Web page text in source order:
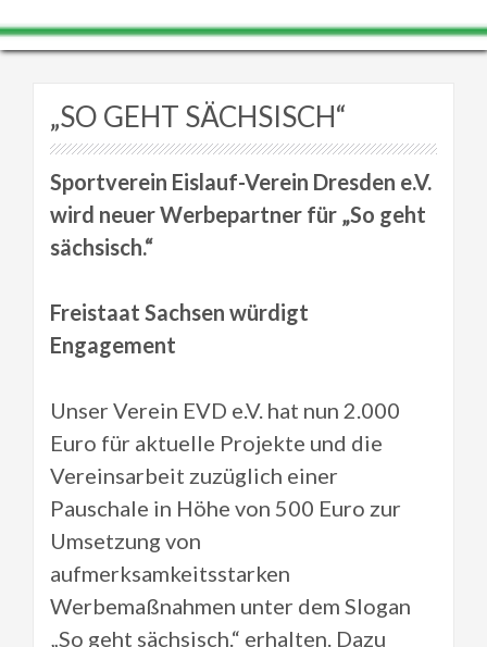
„SO GEHT SÄCHSISCH“
Sportverein Eislauf-Verein Dresden e.V.
wird neuer Werbepartner für „So geht
sächsisch.“
Freistaat Sachsen würdigt
Engagement
Unser Verein EVD e.V. hat nun 2.000
Euro für aktuelle Projekte und die
Vereinsarbeit zuzüglich einer
Pauschale in Höhe von 500 Euro zur
Umsetzung von
aufmerksamkeitsstarken
Werbemaßnahmen unter dem Slogan
„So geht sächsisch.“ erhalten. Dazu